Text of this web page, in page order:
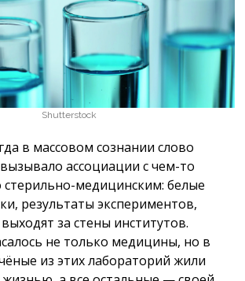
Shutterstock
в массовом сознании слово
ассоциации с чем-то
медицинским: белые
результаты экспериментов,
за стены институтов.
не только медицины, но в
из этих лабораторий жили